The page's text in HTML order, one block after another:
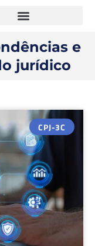
e
jurídico
CPJ-3C